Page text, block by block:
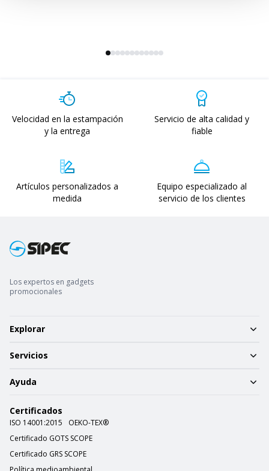
Velocidad en la estampación
y la entrega
Servicio de alta calidad y
fiable
Artículos personalizados a
medida
Equipo especializado al
servicio de los clientes
Los expertos en gadgets
promocionales
Explorar
Servicios
Ayuda
Certificados
ISO 14001:2015
OEKO-TEX®
Certificado GOTS SCOPE
Certificado GRS SCOPE